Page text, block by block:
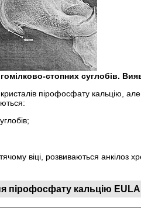
стопних суглобів.
пірофосфату кальцію,
віці, розвиваються анкілоз
пірофосфату кальцію